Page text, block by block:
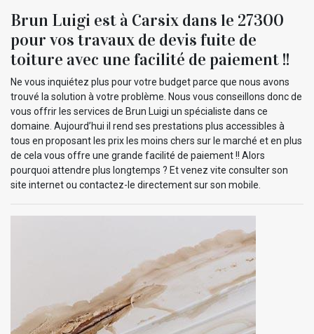
Brun Luigi est à Carsix dans le 27300
pour vos travaux de devis fuite de
toiture avec une facilité de paiement !!
Ne vous inquiétez plus pour votre budget parce que nous avons
trouvé la solution à votre problème. Nous vous conseillons donc de
vous offrir les services de Brun Luigi un spécialiste dans ce
domaine. Aujourd’hui il rend ses prestations plus accessibles à
tous en proposant les prix les moins chers sur le marché et en plus
de cela vous offre une grande facilité de paiement !! Alors
pourquoi attendre plus longtemps ? Et venez vite consulter son
site internet ou contactez-le directement sur son mobile.